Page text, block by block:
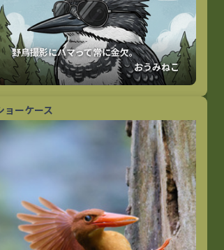
おうみねこ
ョーケース